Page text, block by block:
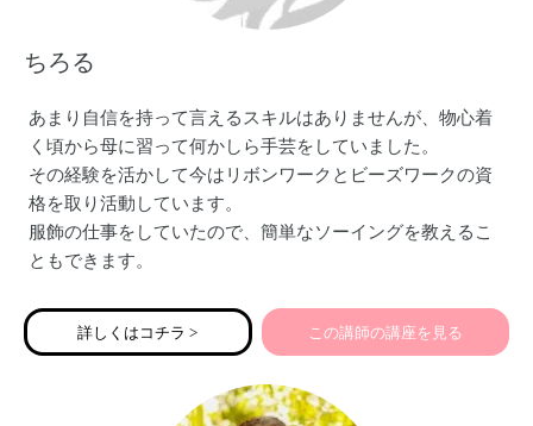
ちろる
あまり自信を持って言えるスキルはありませんが、物心着
く頃から母に習って何かしら手芸をしていました。
その経験を活かして今はリボンワークとビーズワークの資
格を取り活動しています。
服飾の仕事をしていたので、簡単なソーイングを教えるこ
ともできます。
詳しくはコチラ > この講師の講座を見る